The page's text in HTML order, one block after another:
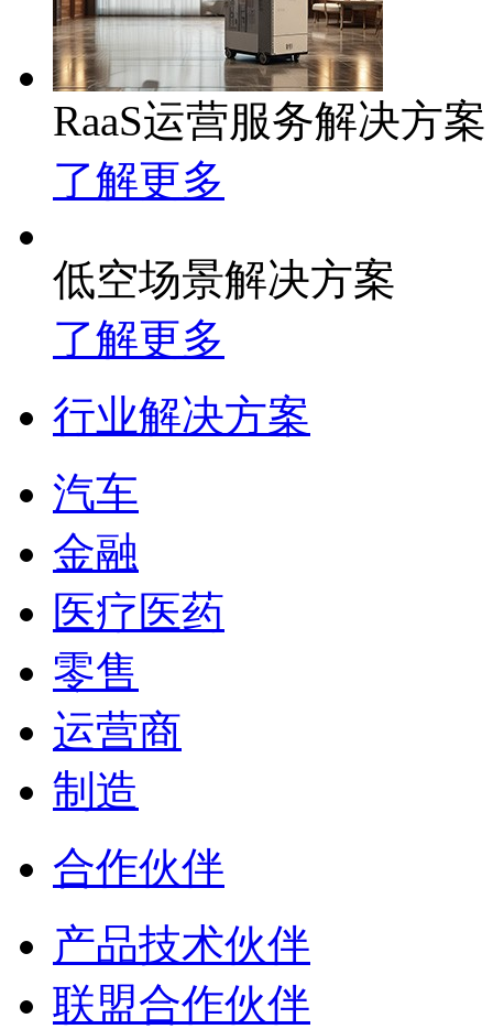
RaaS运营服务解决方案
了解更多
低空场景解决方案
了解更多
行业解决方案
汽车
金融
医疗医药
零售
运营商
制造
合作伙伴
产品技术伙伴
联盟合作伙伴